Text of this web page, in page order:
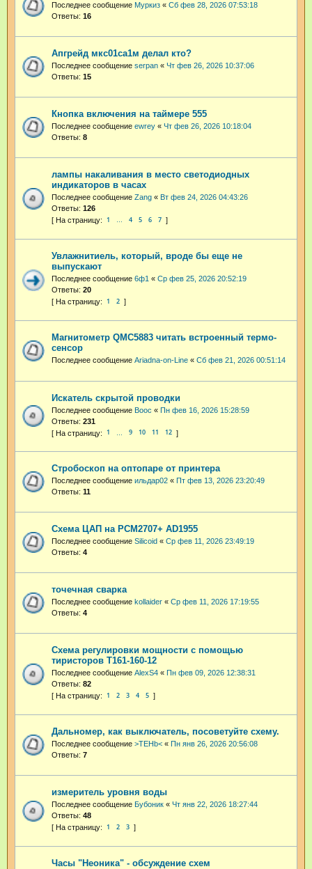
Последнее сообщение Муркиз « Сб фев 28, 2026 07:53:18
Ответы: 16
Апгрейд мкс01са1м делал кто?
Последнее сообщение serpan « Чт фев 26, 2026 10:37:06
Ответы: 15
Кнопка включения на таймере 555
Последнее сообщение ewrey « Чт фев 26, 2026 10:18:04
Ответы: 8
лампы накаливания в место светодиодных
индикаторов в часах
Последнее сообщение Zang « Вт фев 24, 2026 04:43:26
Ответы: 126
1 … 4 5 6 7
Увлажнитиель, который, вроде бы еще не
выпускают
Последнее сообщение 6ф1 « Ср фев 25, 2026 20:52:19
Ответы: 20
1 2
Магнитометр QMC5883 читать встроенный термо-
сенсор
Последнее сообщение Ariadna-on-Line « Сб фев 21, 2026 00:51:14
Искатель скрытой проводки
Последнее сообщение Booc « Пн фев 16, 2026 15:28:59
Ответы: 231
1 9 10 11 12
Стробоскоп на оптопаре от принтера
Последнее сообщение ильдар02 « Пт фев 13, 2026 23:20:49
Ответы: 11
Схема ЦАП на PCM2707+ AD1955
Последнее сообщение Silicoid « Ср фев 11, 2026 23:49:19
Ответы: 4
точечная сварка
Последнее сообщение kollaider « Ср фев 11, 2026 17:19:55
Ответы: 4
Схема регулировки мощности с помощью
тиристоров Т161-160-12
Последнее сообщение AlexS4 « Пн фев 09, 2026 12:38:31
Ответы: 82
1 2 3 4 5
Дальномер, как выключатель, посоветуйте схему.
Последнее сообщение >TEHb< « Пн янв 26, 2026 20:56:08
Ответы: 7
измеритель уровня воды
Последнее сообщение Бубоник « Чт янв 22, 2026 18:27:44
Ответы: 48
1 2 3
Часы "Неоника" - обсуждение схем